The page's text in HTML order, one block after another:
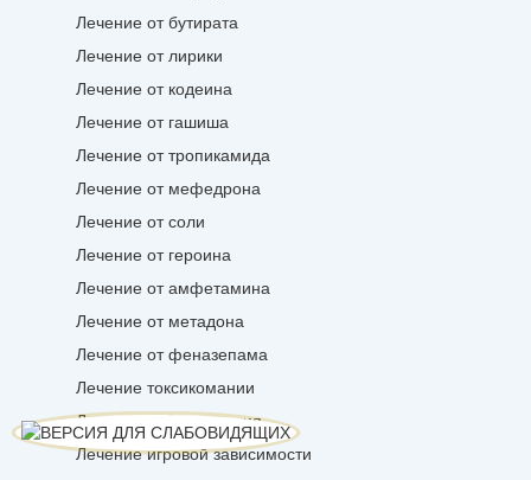
Лечение от бутирата
Лечение от лирики
Лечение от кодеина
Лечение от гашиша
Лечение от тропикамида
Лечение от мефедрона
Лечение от соли
Лечение от героина
Лечение от амфетамина
Лечение от метадона
Лечение от феназепама
Лечение токсикомании
Лечение табакокурения
Лечение игровой зависимости